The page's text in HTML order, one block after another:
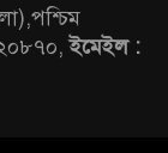
ইমেইল :